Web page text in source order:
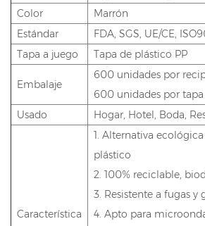
Color
Marrón
Estándar
FDA, SGS, UE/CE,
Tapa a juego
Tapa de plástico PP
Embalaje
600 unidades por
600 unidades por
Usado
Hogar, Hotel, Boda,
Característica
1. Alternativa
plástico
2. 100% reciclable,
3. Resistente a fugas y
4. Apto para